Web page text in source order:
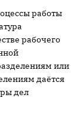
работы
рабочего
или
даётся
дел